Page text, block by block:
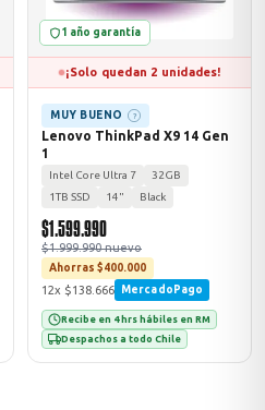
1 año garantía
¡Solo quedan 2 unidades!
MUY BUENO ?
Lenovo ThinkPad X9 14 Gen
1
Intel Core Ultra 7
32GB
1TB SSD
14" Black
$1.599.990
$1.999.990 nuevo
Ahorras $400.000
12x $138.666 MercadoPago
Recibe en 4 hrs hábiles en RM
Despachos a todo Chile